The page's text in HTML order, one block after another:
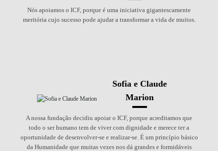
Nós apoiamos o ICF, porque é uma iniciativa gigantescamente
meritória cujo sucesso pode ajudar a transformar a vida de muitos.
Sofia e Claude
Marion
A nossa fundação decidiu apoiar o ICF, porque acreditamos que
todo o ser humano tem de viver com dignidade e merece ter a
oportunidade de desenvolver-se e realizar-se. É um princípio básico
da Humanidade que muitas vezes nos dá grandes e formidáveis